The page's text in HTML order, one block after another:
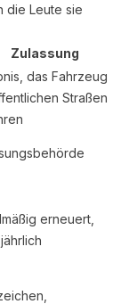
die Leute sie
Zulassung
das Fahrzeug
Straßen
erneuert,